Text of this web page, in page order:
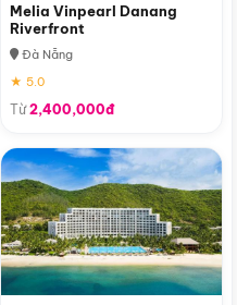
Melia Vinpearl Danang
Riverfront
Đà Nẵng
★ 5.0
Từ2,400,000đ